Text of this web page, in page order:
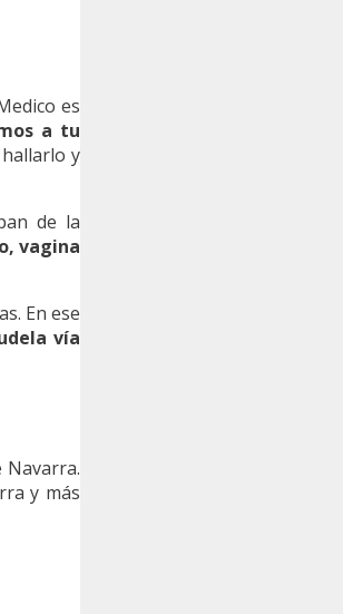
es
a tu
y
de la
vagina
En ese
vía
Navarra.
y más